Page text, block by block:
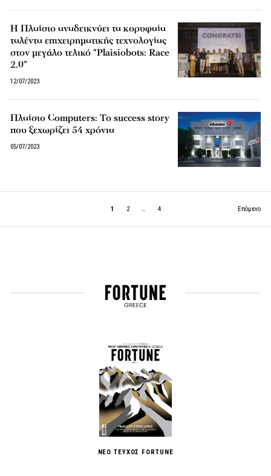
Η Πλαίσιο αναδεικνύει τα κορυφαία
ταλέντα επιχειρηματικής τεχνολογίας
στον μεγάλο τελικό “Plaisiobots: Race
2.0”
12/07/2023
Πλαίσιο Computers: Το success story
που ξεχωρίζει 54 χρόνια
05/07/2023
1 2 … 4 Επόμενο
ΝΕΟ ΤΕΥΧΟΣ FORTUNE